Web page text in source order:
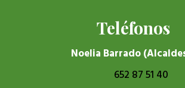
Teléfonos
Noelia Barrado
652 87 51 40